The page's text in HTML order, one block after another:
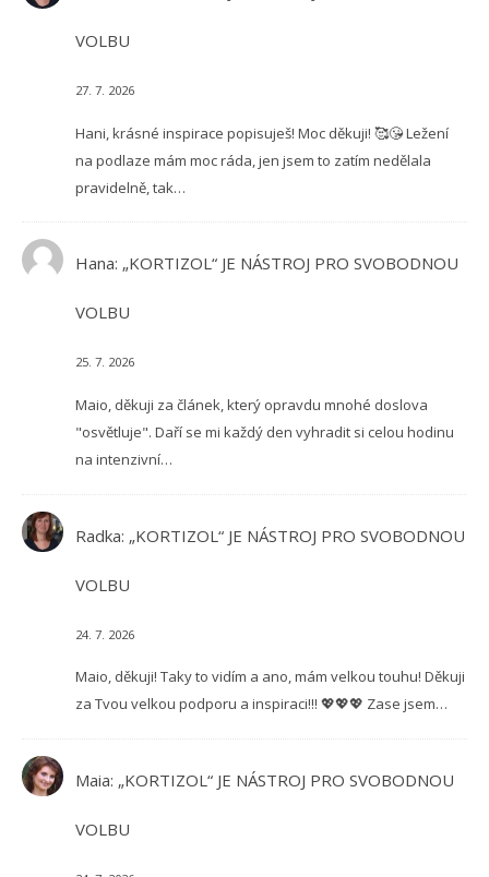
VOLBU
27. 7. 2026
Hani, krásné inspirace popisuješ! Moc děkuji! 🥰😘 Ležení
na podlaze mám moc ráda, jen jsem to zatím nedělala
pravidelně, tak…
Hana: „KORTIZOL“ JE NÁSTROJ PRO SVOBODNOU
VOLBU
25. 7. 2026
Maio, děkuji za článek, který opravdu mnohé doslova
"osvětluje". Daří se mi každý den vyhradit si celou hodinu
na intenzivní…
Radka: „KORTIZOL“ JE NÁSTROJ PRO SVOBODNOU
VOLBU
24. 7. 2026
Maio, děkuji! Taky to vidím a ano, mám velkou touhu! Děkuji
za Tvou velkou podporu a inspiraci!!! 💖💖💖 Zase jsem…
Maia: „KORTIZOL“ JE NÁSTROJ PRO SVOBODNOU
VOLBU